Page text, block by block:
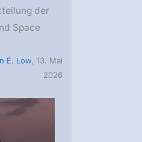
der
Space
E. Low , 13. Mai
2026